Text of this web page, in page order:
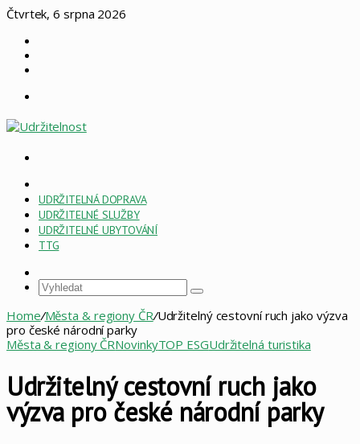
Čtvrtek, 6 srpna 2026
PAGE
ESG
UDRŽITELNÁ DOPRAVA
UDRŽITELNÉ SLUŽBY
UDRŽITELNÉ UBYTOVÁNÍ
TTG
Vyhledat
Home/Města & regiony ČR/Udržitelný cestovní ruch jako výzva
pro české národní parky
Města & regiony ČRNovinkyTOP ESGUdržitelná turistika
Udržitelný cestovní ruch jako
výzva pro české národní parky